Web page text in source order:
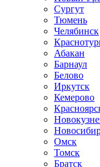
Сургут
Тюмень
Челябинск
Абакан
Барнаул
Белово
Иркутск
Кемерово
Омск
Томск
Братск